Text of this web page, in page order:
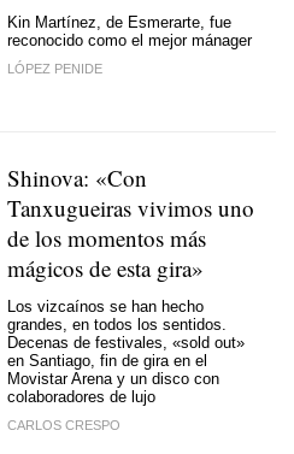
Kin Martínez, de Esmerarte, fue
reconocido como el mejor mánager
LÓPEZ PENIDE
Shinova: «Con
Tanxugueiras vivimos uno
de los momentos más
mágicos de esta gira»
Los vizcaínos se han hecho
grandes, en todos los sentidos.
Decenas de festivales, «sold out»
en Santiago, fin de gira en el
Movistar Arena y un disco con
colaboradores de lujo
CARLOS CRESPO